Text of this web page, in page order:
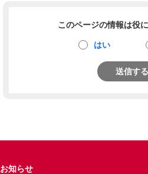
このページの情報は役
はい
送信する
お知らせ